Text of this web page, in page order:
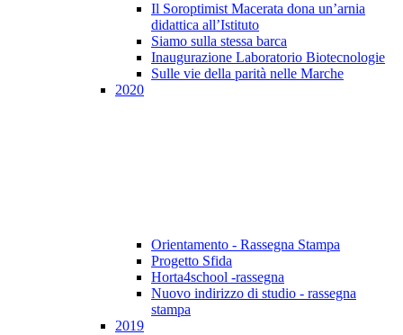
Il Soroptimist Macerata dona un’arnia
didattica all’Istituto
Siamo sulla stessa barca
Inaugurazione Laboratorio Biotecnologie
Sulle vie della parità nelle Marche
2020
Orientamento - Rassegna Stampa
Progetto Sfida
Horta4school -rassegna
Nuovo indirizzo di studio - rassegna
stampa
2019